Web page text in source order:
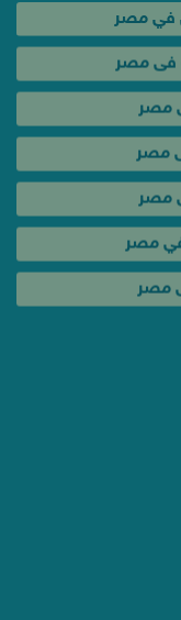
في مصر
فى مصر
مصر
مصر
مصر
مصر
مصر